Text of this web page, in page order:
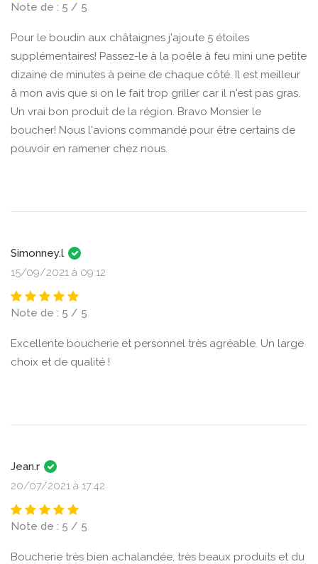
Note de : 5 / 5
Pour le boudin aux châtaignes j'ajoute 5 étoiles
supplémentaires! Passez-le à la poêle à feu mini une petite
dizaine de minutes à peine de chaque côté. Il est meilleur
å mon avis que si on le fait trop griller car il n'est pas gras.
Un vrai bon produit de la région. Bravo Monsier le
boucher! Nous l'avions commandé pour être certains de
pouvoir en ramener chez nous.
Simonney.l
15/09/2021 à 09:12
Note de : 5 / 5
Excellente boucherie et personnel très agréable. Un large
choix et de qualité !
Jean.r
20/07/2021 à 17:42
Note de : 5 / 5
Boucherie très bien achalandée, très beaux produits et du